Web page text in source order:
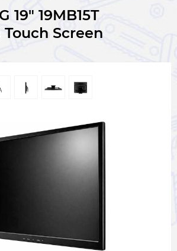
19" 19MB15T
Touch Screen